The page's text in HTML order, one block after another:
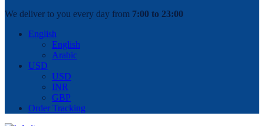
We deliver to you every day from 7:00 to 23:00
English
English
Arabic
USD
USD
INR
GBP
Order Tracking